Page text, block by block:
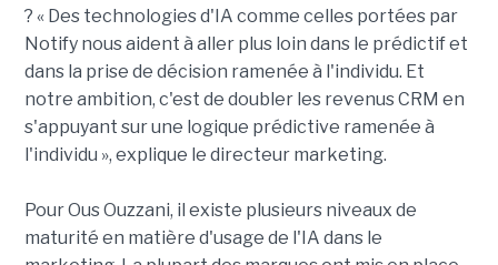
? « Des technologies d'IA comme celles portées par
Notify nous aident à aller plus loin dans le prédictif et
dans la prise de décision ramenée à l'individu. Et
notre ambition, c'est de doubler les revenus CRM en
s'appuyant sur une logique prédictive ramenée à
l'individu », explique le directeur marketing.
Pour Ous Ouzzani, il existe plusieurs niveaux de
maturité en matière d'usage de l'IA dans le